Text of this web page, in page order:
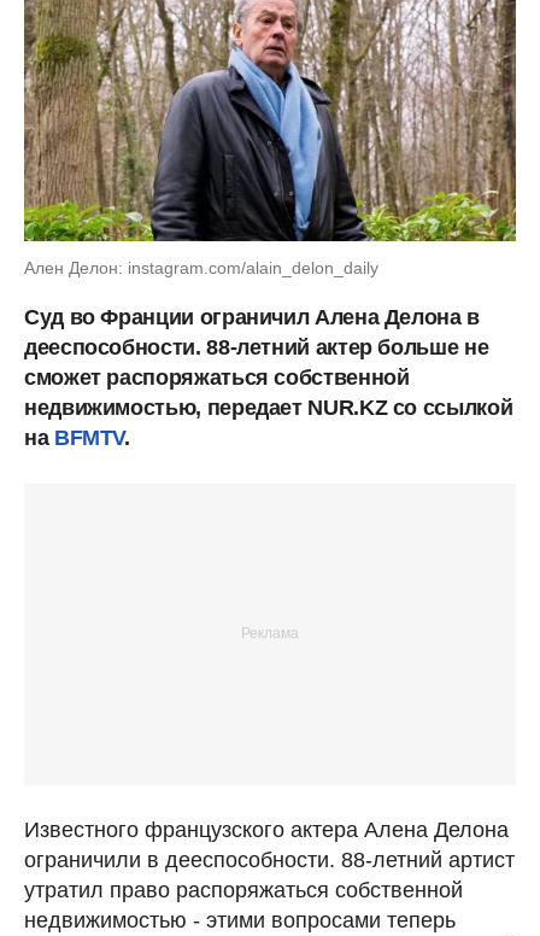
Ален Делон: instagram.com/alain_delon_daily
Суд во Франции ограничил Алена Делона в
дееспособности. 88-летний актер больше не
сможет распоряжаться собственной
недвижимостью, передает NUR.KZ со ссылкой
на BFMTV.
Известного французского актера Алена Делона
ограничили в дееспособности. 88-летний артист
утратил право распоряжаться собственной
недвижимостью - этими вопросами теперь